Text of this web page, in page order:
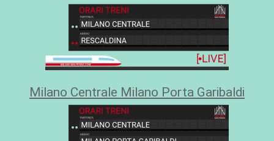
Milano Centrale Milano Porta Garibaldi